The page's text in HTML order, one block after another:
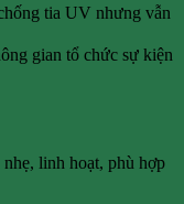
tia UV nhưng vẫn
gian tổ chức sự kiện
linh hoạt, phù hợp